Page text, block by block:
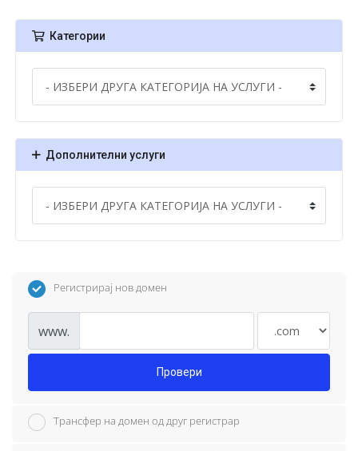
Категории
Дополнителни услуги
Регистрирај нов домен
www.
Провери
Трансфер на домен од друг регистрар